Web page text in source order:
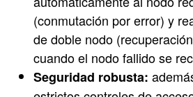
(conmutación por error) y
de doble nodo
cuando el nodo fallido se
Seguridad robusta: